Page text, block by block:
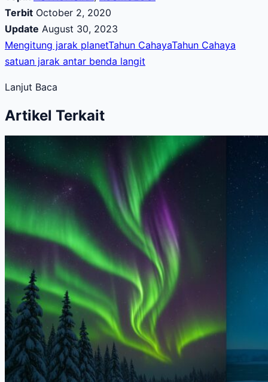
Terbit October 2, 2020
Update August 30, 2023
Mengitung jarak planetTahun CahayaTahun Cahaya
satuan jarak antar benda langit
Lanjut Baca
Artikel Terkait